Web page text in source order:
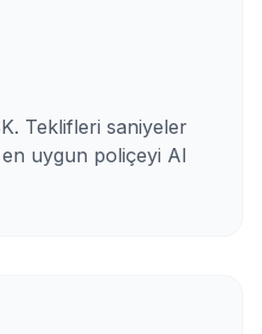
Teklifleri saniyeler
en uygun poliçeyi AI